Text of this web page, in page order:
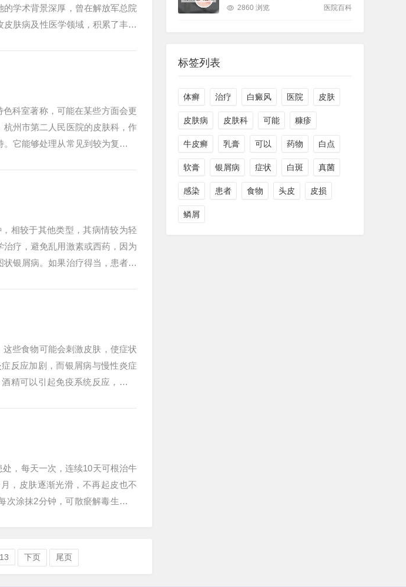
学术背景深厚，曾在解放军总院
肤病及性医学领域，积累了丰富
科室著称，可能在某些方面会更
州市第二人民医院的皮肤科，作
它能够处理从常见到较为复杂的
相较于其他类型，其病情较为轻
疗，避免乱用激素或西药，因为
银屑病。如果治疗得当，患者一
些食物可能会刺激皮肤，使症状
反应加剧，而银屑病与慢性炎症
精可以引起免疫系统反应，可能
，每天一次，连续10天可根治牛
，皮肤逐渐光滑，不再起皮也不
涂抹2分钟，可散瘀解毒生肌，
13 下页 尾页
2860 浏览 医院百科
标签列表
体癣 治疗 白癜风 医院 皮肤
皮肤病 皮肤科 可能 糠疹
牛皮癣 乳膏 可以 药物 白点
软膏 银屑病 症状 白斑 真菌
感染 患者 食物 头皮 皮损
鳞屑